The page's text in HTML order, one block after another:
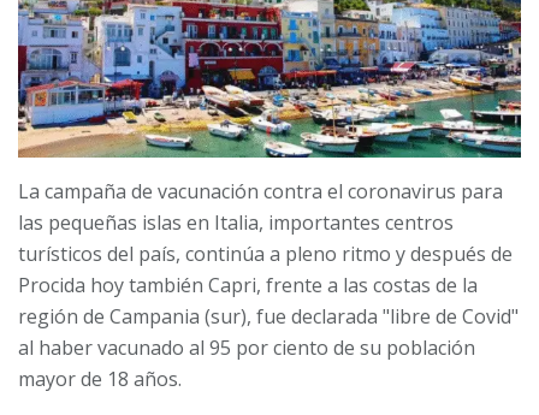
La campaña de vacunación contra el coronavirus para
las pequeñas islas en Italia, importantes centros
turísticos del país, continúa a pleno ritmo y después de
Procida hoy también Capri, frente a las costas de la
región de Campania (sur), fue declarada "libre de Covid"
al haber vacunado al 95 por ciento de su población
mayor de 18 años.